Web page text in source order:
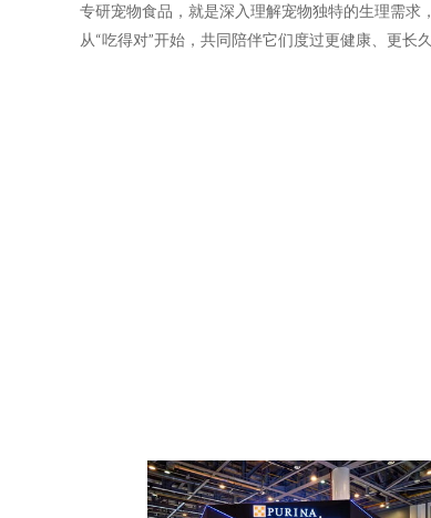
专研宠物食品，就是深入理解宠物独特的生理需
从“吃得对”开始，共同陪伴它们度过更健康、更长